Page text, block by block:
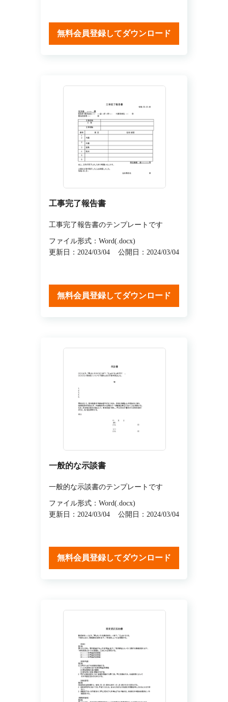
無料会員登録してダウンロード
工事完了報告書
工事完了報告書のテンプレートです
ファイル形式：Word(.docx)
更新日：2024/03/04
公開日：2024/03/04
無料会員登録してダウンロード
一般的な示談書
一般的な示談書のテンプレートです
ファイル形式：Word(.docx)
更新日：2024/03/04
公開日：2024/03/04
無料会員登録してダウンロード